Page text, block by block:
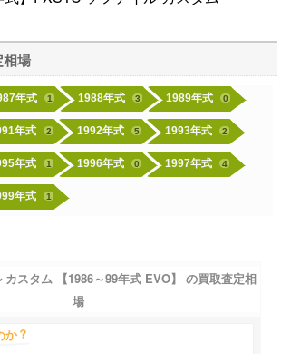
場
年式 1 1988年式 3 1989年式 0
年式 2 1992年式 5 1993年式 2
年式 1 1996年式 0 1997年式 4
年式 1
カスタム 【1986～99年式 EVO】 の買取査定相
場
？